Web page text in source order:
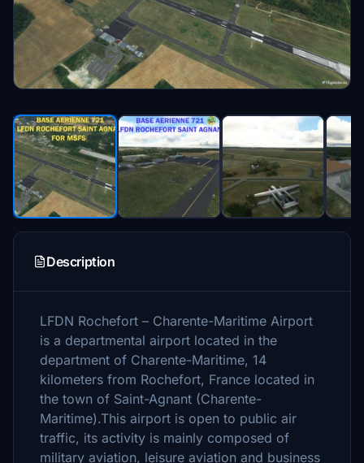
Description
LFDN Rochefort – Charente-Maritime Airport
is a departmental airport located in the
department of Charente-Maritime, 14
kilometers from Rochefort, France located in
the town of Saint-Agnant (Charente-
Maritime).This airport is open to public air
traffic, its activity is mainly composed of
military aviation, leisure aviation and business